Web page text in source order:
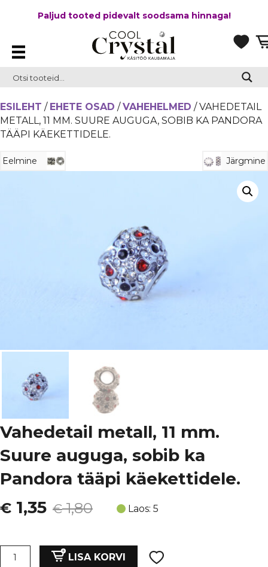
Paljud tooted pidevalt soodsama hinnaga!
ESILEHT / EHETE OSAD / VAHEHELMED / VAHEDETAIL
METALL, 11 MM. SUURE AUGUGA, SOBIB KA PANDORA
TÄÄPI KÄEKETTIDELE.
Eelmine Järgmine
Vahedetail metall, 11 mm.
Suure auguga, sobib ka
Pandora tääpi käekettidele.
€1,80
Algne
oli:
€ 1,35
Current
is:
Laos: 5
Vahedetail
LISA KORVI